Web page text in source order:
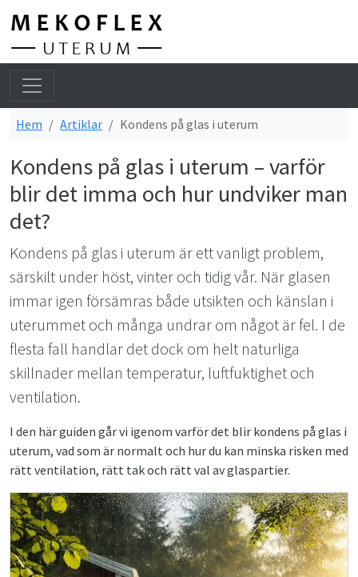
Hem Artiklar Kondens på glas i uterum
Kondens på glas i uterum – varför
blir det imma och hur undviker man
det?
Kondens på glas i uterum är ett vanligt problem,
särskilt under höst, vinter och tidig vår. När glasen
immar igen försämras både utsikten och känslan i
uterummet och många undrar om något är fel. I de
flesta fall handlar det dock om helt naturliga
skillnader mellan temperatur, luftfuktighet och
ventilation.
I den här guiden går vi igenom varför det blir kondens på glas i
uterum, vad som är normalt och hur du kan minska risken med
rätt ventilation, rätt tak och rätt val av glaspartier.